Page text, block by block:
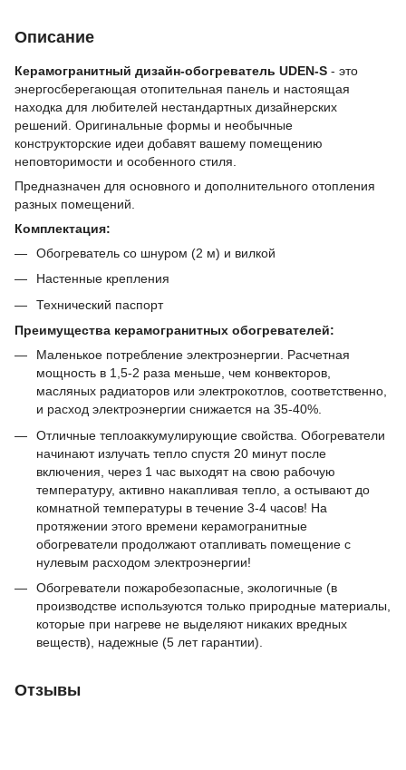
Описание
Керамогранитный дизайн-обогреватель UDEN-S - это
энергосберегающая отопительная панель и настоящая
находка для любителей нестандартных дизайнерских
решений. Оригинальные формы и необычные
конструкторские идеи добавят вашему помещению
неповторимости и особенного стиля.
Предназначен для основного и дополнительного отопления
разных помещений.
Комплектация:
Обогреватель со шнуром (2 м) и вилкой
Настенные крепления
Технический паспорт
Преимущества керамогранитных обогревателей:
Маленькое потребление электроэнергии. Расчетная
мощность в 1,5-2 раза меньше, чем конвекторов,
масляных радиаторов или электрокотлов, соответственно,
и расход электроэнергии снижается на 35-40%.
Отличные теплоаккумулирующие свойства. Обогреватели
начинают излучать тепло спустя 20 минут после
включения, через 1 час выходят на свою рабочую
температуру, активно накапливая тепло, а остывают до
комнатной температуры в течение 3-4 часов! На
протяжении этого времени керамогранитные
обогреватели продолжают отапливать помещение с
нулевым расходом электроэнергии!
Обогреватели пожаробезопасные, экологичные (в
производстве используются только природные материалы,
которые при нагреве не выделяют никаких вредных
веществ), надежные (5 лет гарантии).
Отзывы